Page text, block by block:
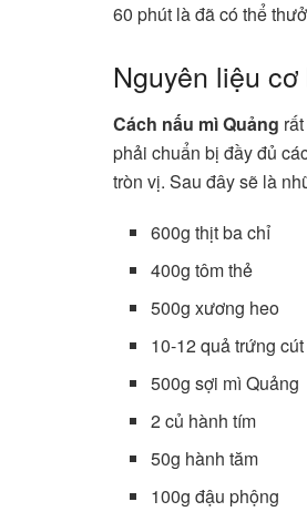
60 phút là đã có thể
Nguyên liệu
Cách nấu mì Quảng
phải chuẩn bị đầy đủ
tròn vị. Sau đây sẽ là
600g thịt ba chỉ
400g tôm thẻ
500g xương heo
10-12 quả trứng
500g sợi mì Quảng
2 củ hành tím
50g hành tăm
100g đậu phộng